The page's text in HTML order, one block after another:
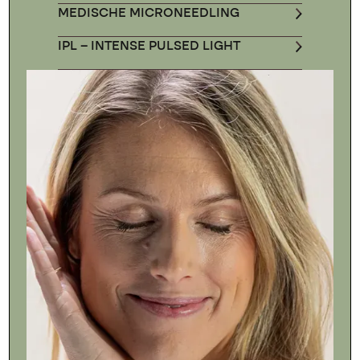
MEDISCHE MICRONEEDLING
IPL – INTENSE PULSED LIGHT